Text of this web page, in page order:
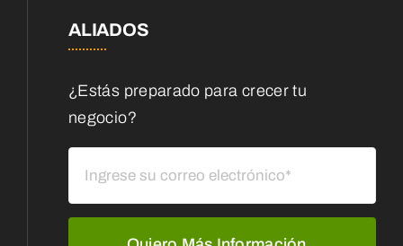
ALIADOS
¿Estás preparado para crecer tu
negocio?